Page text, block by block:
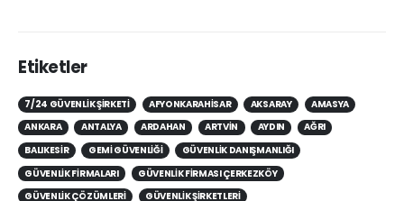
Etiketler
7/24 GÜVENLIK ŞIRKETI AFYONKARAHISAR AKSARAY
AMASYA
ANKARA
ANTALYA ARDAHAN ARTVIN AYDIN
AĞRI
BALIKESIR
GEMI GÜVENLIĞI
GÜVENLIK DANIŞMANLIĞI
GÜVENLIK FIRMALARI
GÜVENLIK FIRMASI ÇERKEZKÖY
GÜVENLIK ÇÖZÜMLERI
GÜVENLIK ŞIRKETLERI